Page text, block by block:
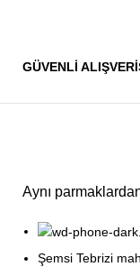
GÜVENLİ
Aynı
Şemsi Tebrizi